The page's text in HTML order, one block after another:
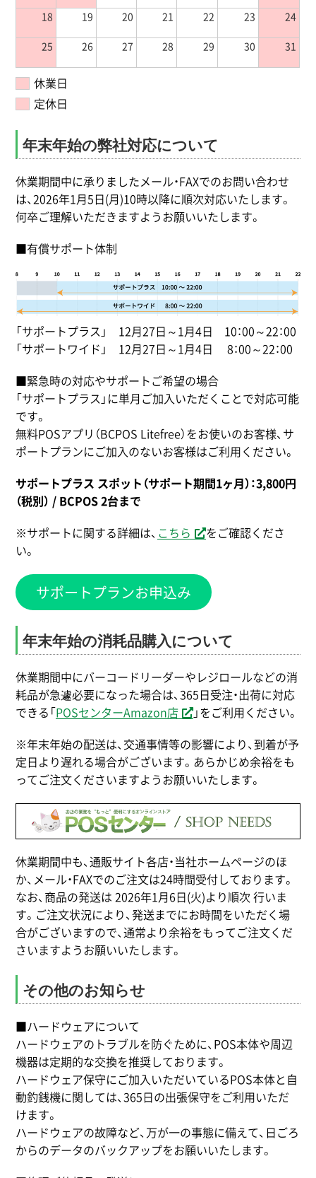
18 19 20 21 22 23 24
25 26 27 28 29 30 31
休業日
定休日
年末年始の弊社対応について
休業期間中に承りましたメール・FAXでのお問い合わせ
は、2026年1月5日(月)10時以降に順次対応いたします。
何卒ご理解いただきますようお願いいたします。
■有償サポート体制
「サポートプラス」 12月27日～1月4日 10：00～22：00
「サポートワイド」 12月27日～1月4日 8：00～22：00
■緊急時の対応やサポートご希望の場合
「サポートプラス」に単月ご加入いただくことで対応可能
です。
無料POSアプリ（BCPOS Litefree）をお使いのお客様、サ
ポートプランにご加入のないお客様はご利用ください。
サポートプラス スポット（サポート期間1ヶ月）：3,800円
（税別） / BCPOS 2台まで
※サポートに関する詳細は、 こちら
をご確認くださ
い。
サポートプランお申込み
年末年始の消耗品購入について
休業期間中にバーコードリーダーやレジロールなどの消
耗品が急遽必要になった場合は、365日受注・出荷に対応
できる「 POSセンターAmazon店 」をご利用ください。
※年末年始の配送は、交通事情等の影響により、到着が予
定日より遅れる場合がございます。あらかじめ余裕をも
ってご注文くださいますようお願いいたします。
休業期間中も、通販サイト各店・当社ホームページのほ
か、メール・FAXでのご注文は24時間受付しております。
なお、商品の発送は 2026年1月6日(火)より順次 行いま
す。ご注文状況により、発送までにお時間をいただく場
合がございますので、通常より余裕をもってご注文くだ
さいますようお願いいたします。
その他のお知らせ
■ハードウェアについて
ハードウェアのトラブルを防ぐために、POS本体や周辺
機器は定期的な交換を推奨しております。
ハードウェア保守にご加入いただいているPOS本体と自
動釣銭機に関しては、365日の出張保守をご利用いただ
けます。
ハードウェアの故障など、万が一の事態に備えて、日ごろ
からのデータのバックアップをお願いいたします。